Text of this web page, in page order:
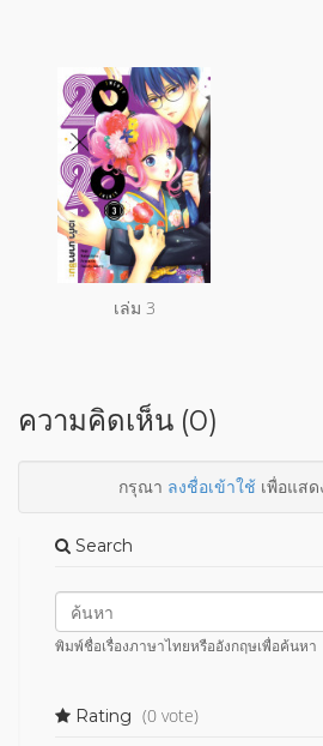
เล่ม 3
ความคิดเห็น (0)
กรุณา ลงชื่อเข้าใช้เพื่อแสด
Search
พิมพ์ชื่อเรื่องภาษาไทยหรืออังกฤษเพื่อค้นหา
Rating (0 vote)